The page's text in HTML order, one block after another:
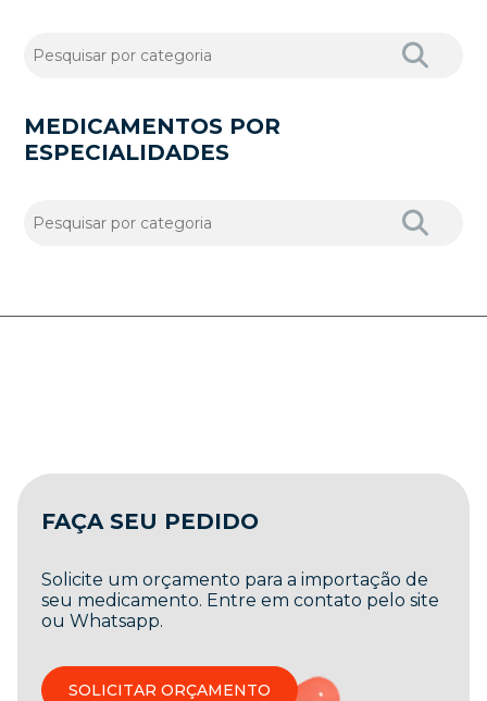
MEDICAMENTOS POR
ESPECIALIDADES
FAÇA SEU PEDIDO
Solicite um orçamento para a importação de
seu medicamento. Entre em contato pelo site
ou Whatsapp.
SOLICITAR ORÇAMENTO